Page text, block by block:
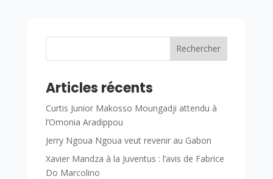
Rechercher
Articles récents
Curtis Junior Makosso Moungadji attendu à
l’Omonia Aradippou
Jerry Ngoua Ngoua veut revenir au Gabon
Xavier Mandza à la Juventus : l’avis de Fabrice
Do Marcolino